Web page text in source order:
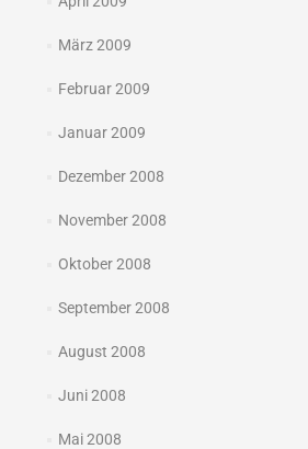
März 2009
Februar 2009
Januar 2009
Dezember 2008
November 2008
Oktober 2008
September 2008
August 2008
Juni 2008
Mai 2008